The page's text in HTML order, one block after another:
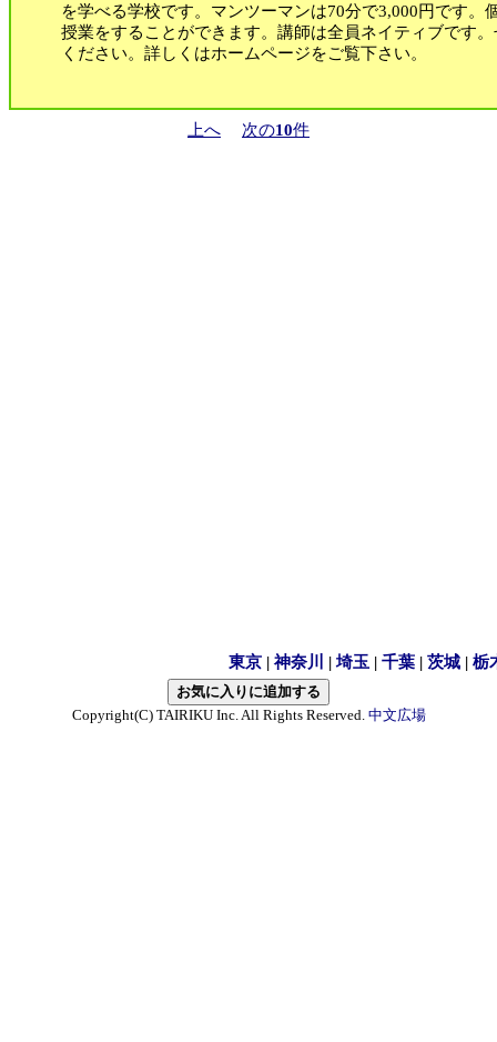
を学べる学校です。マンツーマンは70分で3,000円です。
授業をすることができます。講師は全員ネイティブです
ください。詳しくはホームページをご覧下さい。
上へ 次の10件
東京 | 神奈川 |埼玉 | 千葉 | 茨城 | 栃
Copyright(C) TAIRIKU Inc. All Rights Reserved. 中文広場